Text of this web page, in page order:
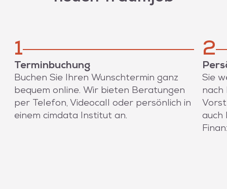
1
Terminbuchung
Buchen Sie Ihren Wunschtermin ganz
bequem online. Wir bieten Beratungen
per Telefon, Videocall oder persönlich in
einem cimdata Institut an.
2
Sie
nach
auch